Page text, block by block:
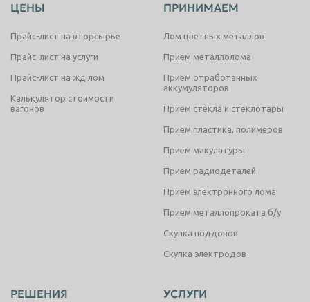
ЦЕНЫ
Прайс-лист на вторсырье
Прайс-лист на услуги
Прайс-лист на жд лом
Калькулятор стоимости
вагонов
ПРИНИМАЕМ
Лом цветных металлов
Прием металлолома
Прием отработанных
аккумуляторов
Прием стекла и стеклотары
Прием пластика, полимеров
Прием макулатуры
Прием радиодеталей
Прием электронного лома
Прием металлопроката б/у
Скупка поддонов
Скупка электродов
РЕШЕНИЯ УСЛУГИ